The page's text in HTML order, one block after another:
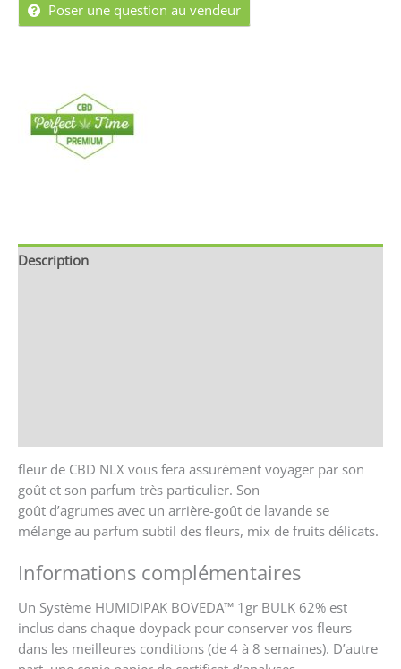
Poser une question au vendeur
Description
fleur de CBD NLX vous fera assurément voyager par son
goût et son parfum très particulier. Son
goût d’agrumes avec un arrière-goût de lavande se
mélange au parfum subtil des fleurs, mix de fruits délicats.
Informations complémentaires
Un Système HUMIDIPAK BOVEDA™ 1gr BULK 62% est
inclus dans chaque doypack pour conserver vos fleurs
dans les meilleures conditions (de 4 à 8 semaines). D’autre